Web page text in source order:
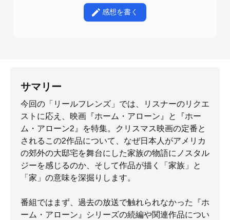
感想を書く
サマリー
今回の「リールフレンズ」では、リスナーのリクエ
ストに応え、映画『ホーム・アローン』と『ホー
ム・アローン2』を特集。クリスマス映画の定番と
されるこの2作品について、なぜ日本人がアメリカ
の郊外の大邸宅を舞台にした家族の物語にノスタル
ジーを感じるのか、そして作品が描く「家族」と
「家」の意味を深掘りします。
番組ではまず、過去の放送で触れられなかった『ホ
ーム・アローン』シリーズの続編や関連作品につい